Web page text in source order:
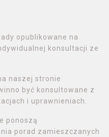
opublikowane na
konsultacji ze
naszej stronie
być konsultowane z
i uprawnieniach.
ponoszą
porad zamieszczanych